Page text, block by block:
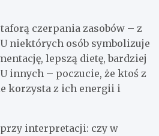
czerpania zasobów – z
niektórych osób symbolizuje
lepszą dietę, bardziej
innych – poczucie, że ktoś z
korzysta z ich energii i
interpretacji: czy w